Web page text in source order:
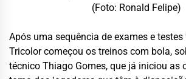
(Foto: Ronald Felipe)
Após uma sequência de exames e
Tricolor começou os treinos com bola,
técnico Thiago Gomes, que já iniciou as